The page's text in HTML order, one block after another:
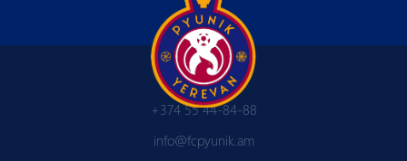
+374 55 44-84-88
info@fcpyunik.am